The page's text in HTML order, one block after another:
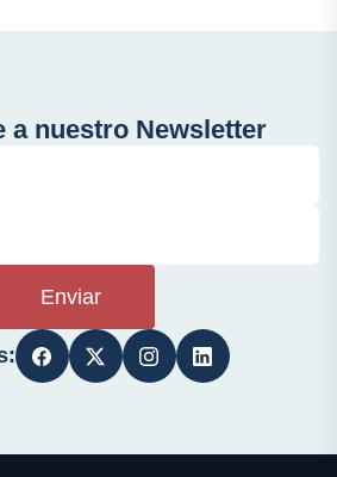
a nuestro Newsletter
Enviar